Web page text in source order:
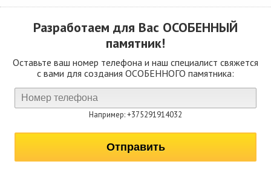
Разработаем для Вас ОСОБЕННЫЙ
памятник!
Оставьте ваш номер телефона и наш специалист свяжется
с вами для создания ОСОБЕННОГО памятника:
Например: +375291914032